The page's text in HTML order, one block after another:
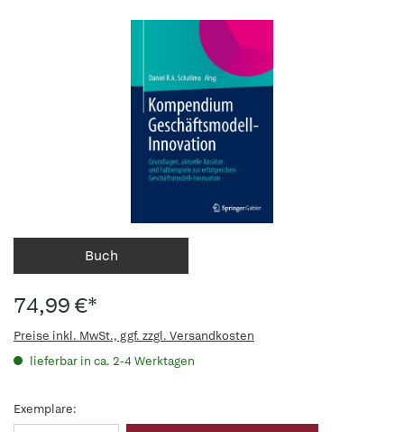
Buch
74,99 €*
Preise inkl. MwSt., ggf. zzgl. Versandkosten
lieferbar in ca. 2-4 Werktagen
Exemplare: